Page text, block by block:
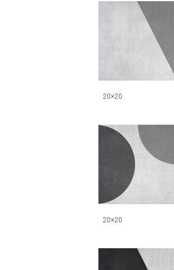
20×20
20×20